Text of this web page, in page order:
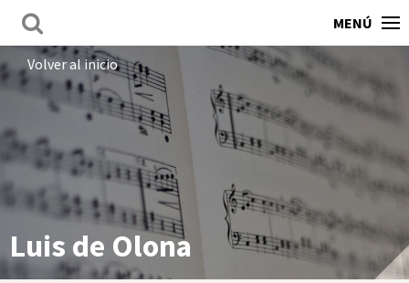
MENÚ
Volver al inicio
Luis de Olona